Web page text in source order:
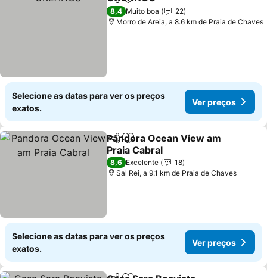
PartilharAdicionar aos favoritos
8,4 Muito boa
22
Morro de Areia, a 8.6 km de Praia de Chaves
Selecione as datas para ver os preços
exatos.
Ver preços
PartilharAdicionar aos favoritos
Pandora Ocean View am
Praia Cabral
Ver preços
8,6 Excelente
18
Sal Rei, a 9.1 km de Praia de Chaves
Selecione as datas para ver os preços
exatos.
Ver preços